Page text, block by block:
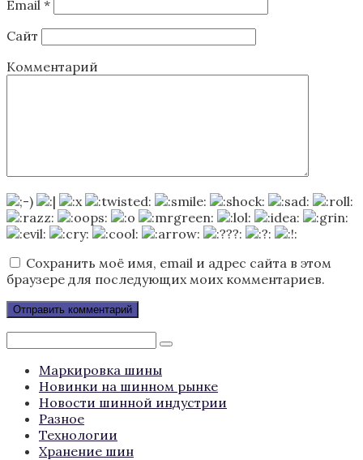
Email *
Сайт
Комментарий
Сохранить моё имя, email и адрес сайта в этом
браузере для последующих моих комментариев.
Поиск:
Маркировка шины
Новинки на шинном рынке
Новости шинной индустрии
Разное
Технологии
Хранение шин